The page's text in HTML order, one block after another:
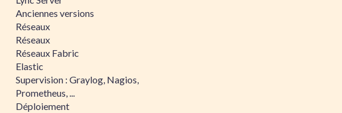
Anciennes versions
Réseaux
Réseaux
Réseaux Fabric
Elastic
Supervision : Graylog, Nagios,
Prometheus, ...
Déploiement